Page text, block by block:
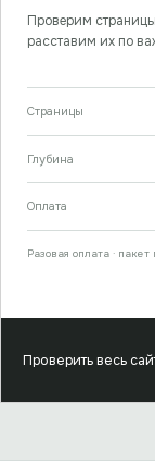
Проверим
расставим их по
Страницы
Глубина
Оплата
Разовая оплата ·
Проверить весь